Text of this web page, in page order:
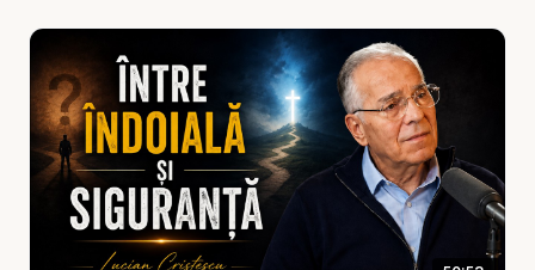
Și, mai dureros decât toate, apare întrebarea:
**unde este bunătatea lui Dumnezeu în mijlocul
nedreptății?** În această predică profundă și
mângâietoare, „Nedreptatea dreaptă – Despre
bunătatea lui Dumnezeu”, pastorul Lucian
Cristescu așază în lumină o perspectivă greu de
primit, dar eliberatoare: Dumnezeu poate îngădui o